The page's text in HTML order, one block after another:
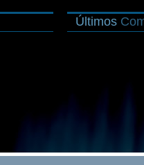
Últimos